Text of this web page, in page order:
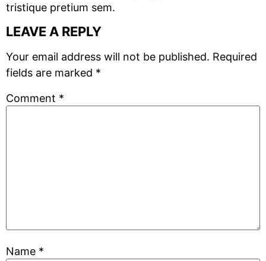
tristique pretium sem.
LEAVE A REPLY
Your email address will not be published. Required
fields are marked *
Comment *
Name *